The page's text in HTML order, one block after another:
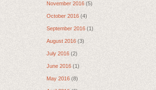
November 2016 (5)
October 2016 (4)
September 2016 (1)
August 2016 (3)
July 2016 (2)
June 2016 (1)
May 2016 (8)